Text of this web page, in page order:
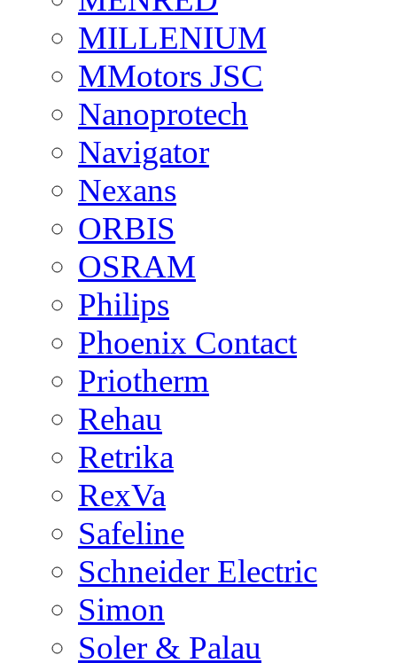
MILLENIUM
MMotors JSC
Nanoprotech
Navigator
Nexans
ORBIS
OSRAM
Philips
Phoenix Contact
Priotherm
Rehau
Retrika
RexVa
Safeline
Schneider Electric
Simon
Soler & Palau